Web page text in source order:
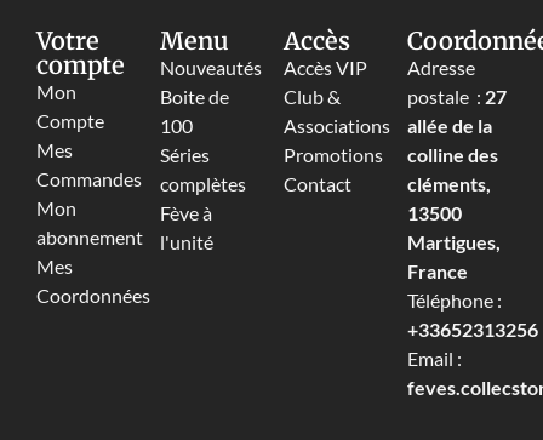
Votre
compte
Mon
Compte
Mes
Commandes
Mon
abonnement
Mes
Coordonnées
Menu
Nouveautés
Boite de
100
Séries
complètes
Fève à
l'unité
Accès
Accès VIP
Club &
Associations
Promotions
Contact
Adresse
postale : 27
allée de la
colline des
cléments,
13500
Martigues,
France
Téléphone :
+33652313256‬
Email :